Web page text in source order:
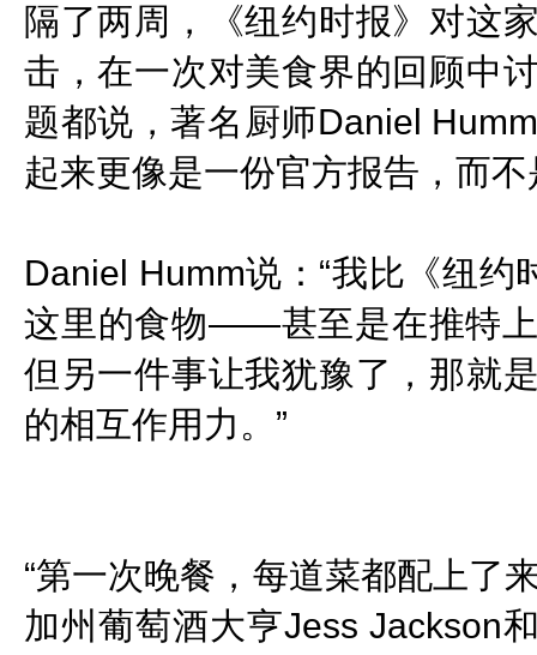
隔了两周，《纽约时报》对这
击，在一次对美食界的回顾中
题都说，著名厨师Daniel
起来更像是一份官方报告，而
Daniel Humm说：“我比《纽
这里的食物——甚至是在推特
但另一件事让我犹豫了，那就
的相互作用力。”
“第一次晚餐，每道菜都配上了
加州葡萄酒大亨Jess Jackson